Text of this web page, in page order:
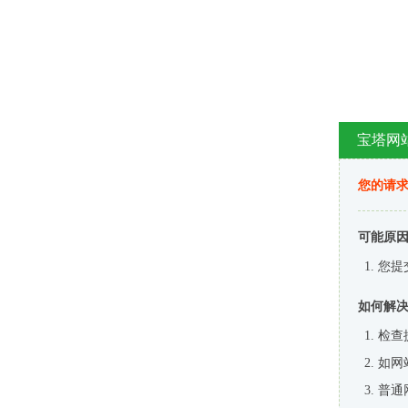
宝塔网
您的请
可能原
您提
如何解
检查
如网
普通